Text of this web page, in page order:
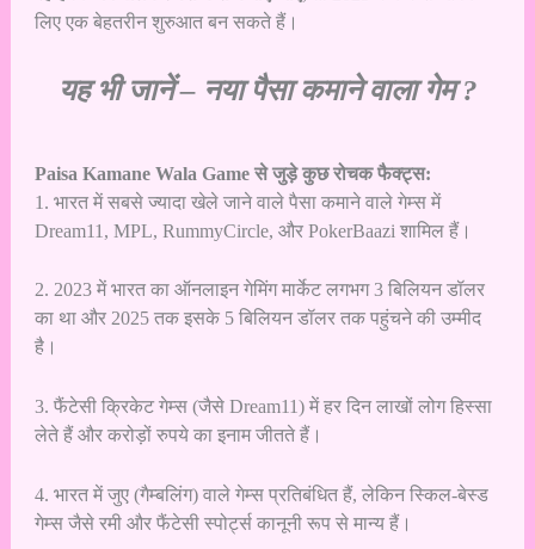
लिए एक बेहतरीन शुरुआत बन सकते हैं।
यह भी जानें – नया पैसा कमाने वाला गेम ?
Paisa Kamane Wala Game से जुड़े कुछ रोचक फैक्ट्स:
1. भारत में सबसे ज्यादा खेले जाने वाले पैसा कमाने वाले गेम्स में
Dream11, MPL, RummyCircle, और PokerBaazi शामिल हैं।
2. 2023 में भारत का ऑनलाइन गेमिंग मार्केट लगभग 3 बिलियन डॉलर
का था और 2025 तक इसके 5 बिलियन डॉलर तक पहुंचने की उम्मीद
है।
3. फैंटेसी क्रिकेट गेम्स (जैसे Dream11) में हर दिन लाखों लोग हिस्सा
लेते हैं और करोड़ों रुपये का इनाम जीतते हैं।
4. भारत में जुए (गैम्बलिंग) वाले गेम्स प्रतिबंधित हैं, लेकिन स्किल-बेस्ड
गेम्स जैसे रमी और फैंटेसी स्पोर्ट्स कानूनी रूप से मान्य हैं।